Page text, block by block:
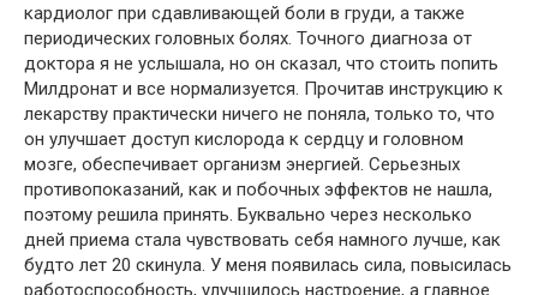
кардиолог при сдавливающей боли в груди, а также
периодических головных болях. Точного диагноза от
доктора я не услышала, но он сказал, что стоить попить
Милдронат и все нормализуется. Прочитав инструкцию к
лекарству практически ничего не поняла, только то, что
он улучшает доступ кислорода к сердцу и головном
мозге, обеспечивает организм энергией. Серьезных
противопоказаний, как и побочных эффектов не нашла,
поэтому решила принять. Буквально через несколько
дней приема стала чувствовать себя намного лучше, как
будто лет 20 скинула. У меня появилась сила, повысилась
работоспособность, улучшилось настроение, а главное